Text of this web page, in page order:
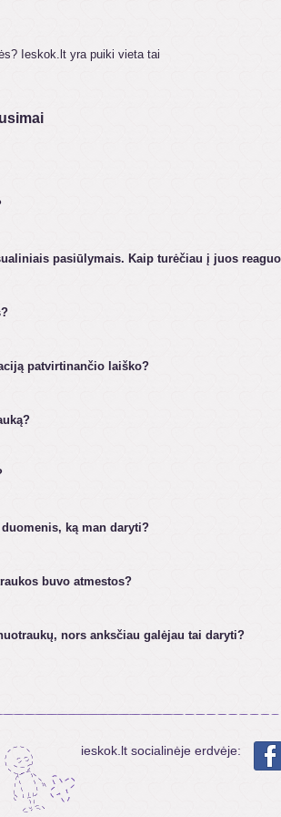
Ieskok.lt yra puiki vieta tai
pasiūlymais. Kaip turėčiau į juos
patvirtinančio laiško?
ką man daryti?
buvo atmestos?
nors anksčiau galėjau tai daryti?
ieskok.lt socialinėje erdvėje: